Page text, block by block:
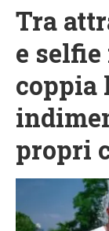
Tra
e
coppia
propri